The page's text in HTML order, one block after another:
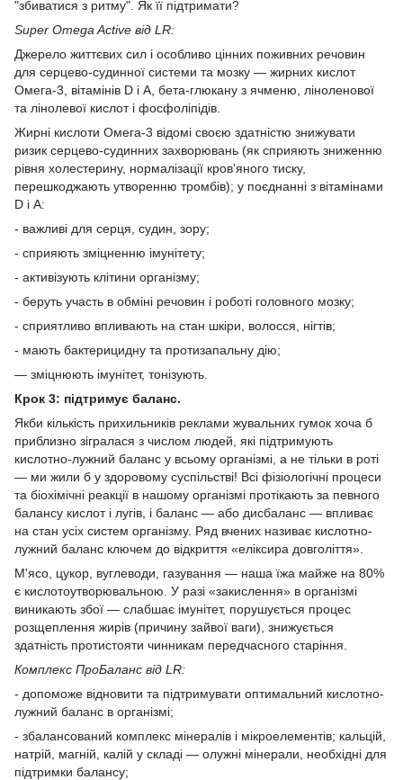
"збиватися з ритму". Як її підтримати?
Super Omega Active від LR:
Джерело життєвих сил і особливо цінних поживних речовин
для серцево-судинної системи та мозку — жирних кислот
Омега-3, вітамінів D і А, бета-глюкану з ячменю, ліноленової
та лінолевої кислот і фосфоліпідів.
Жирні кислоти Омега-3 відомі своєю здатністю знижувати
ризик серцево-судинних захворювань (як сприяють зниженню
рівня холестерину, нормалізації кров'яного тиску,
перешкоджають утворенню тромбів); у поєднанні з вітамінами
D і А:
- важливі для серця, судин, зору;
- сприяють зміцненню імунітету;
- активізують клітини організму;
- беруть участь в обміні речовин і роботі головного мозку;
- сприятливо впливають на стан шкіри, волосся, нігтів;
- мають бактерицидну та протизапальну дію;
— зміцнюють імунітет, тонізують.
Крок 3: підтримує баланс.
Якби кількість прихильників реклами жувальних гумок хоча б
приблизно зігралася з числом людей, які підтримують
кислотно-лужний баланс у всьому організмі, а не тільки в роті
— ми жили б у здоровому суспільстві! Всі фізіологічні процеси
та біохімічні реакції в нашому організмі протікають за певного
балансу кислот і лугів, і баланс — або дисбаланс — впливає
на стан усіх систем організму. Ряд вчених називає кислотно-
лужний баланс ключем до відкриття «еліксира довголіття».
М'ясо, цукор, вуглеводи, газування — наша їжа майже на 80%
є кислотоутворювальною. У разі «закислення» в організмі
виникають збої — слабшає імунітет, порушується процес
розщеплення жирів (причину зайвої ваги), знижується
здатність протистояти чинникам передчасного старіння.
Комплекс ПроБаланс від LR:
- допоможе відновити та підтримувати оптимальний кислотно-
лужний баланс в організмі;
- збалансований комплекс мінералів і мікроелементів; кальцій,
натрій, магній, калій у складі — олужні мінерали, необхідні для
підтримки балансу;